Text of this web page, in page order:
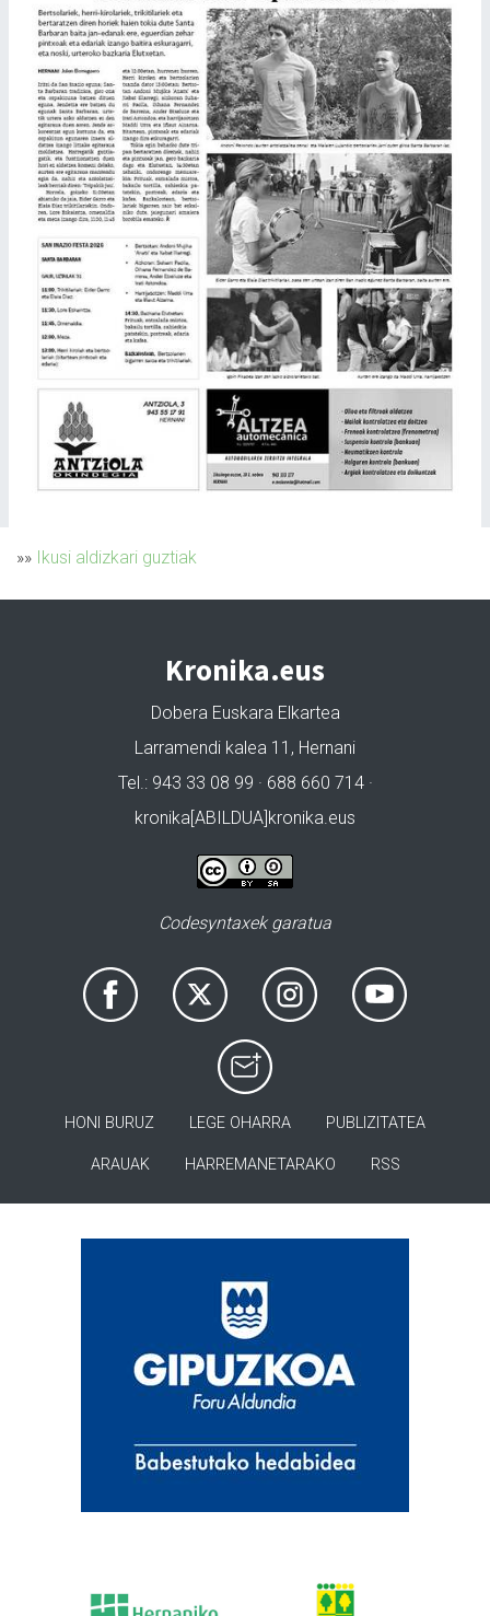
»» Ikusi aldizkari guztiak
Kronika.eus
Dobera Euskara Elkartea
Larramendi kalea 11, Hernani
Tel.: 943 33 08 99 · 688 660 714 ·
kronika[ABILDUA]kronika.eus
Codesyntaxek garatua
HONI BURUZ LEGE OHARRA PUBLIZITATEA
ARAUAK HARREMANETARAKO RSS